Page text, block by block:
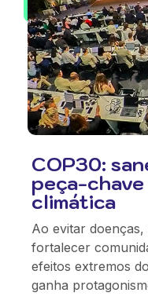
COP30:
peça-
climática
Ao evitar
fortalecer
efeitos extremos
ganha